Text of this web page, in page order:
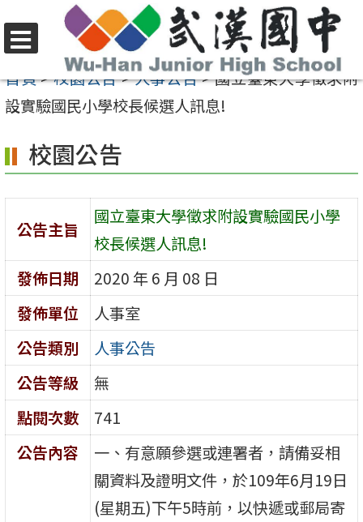
至
要
容
區
選
單
首頁>校園公告>人事公告>國立臺東大學徵求附
設實驗國民小學校長候選人訊息!
校園公告
公告主旨
國立臺東大學徵求附設實驗國民小學
校長候選人訊息!
發佈日期
2020 年 6 月 08 日
發佈單位
人事室
公告類別
人事公告
公告等級
無
點閱次數
741
公告內容
一、有意願參選或連署者，請備妥相
關資料及證明文件，於109年6月19日
(星期五)下午5時前，以快遞或郵局寄